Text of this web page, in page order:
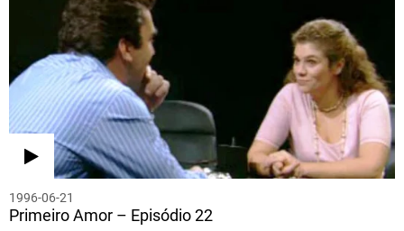
1996-06-21
Primeiro Amor – Episódio 22